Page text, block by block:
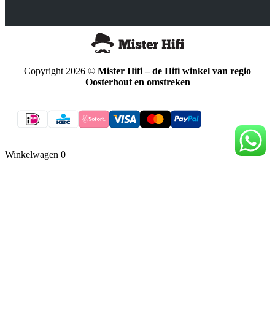
Copyright 2026 © Mister Hifi – de Hifi winkel van regio
Oosterhout en omstreken
Winkelwagen 0